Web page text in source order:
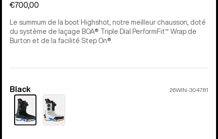
€700,00
Le summum de la boot Highshot, notre meilleur chausson, doté
du système de laçage BOA® Triple Dial PerformFit™ Wrap de
Burton et de la facilité Step On®.
Couleur
Black 26WIN-304781